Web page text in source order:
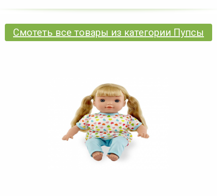
Смотеть все товары из категории Пупсы